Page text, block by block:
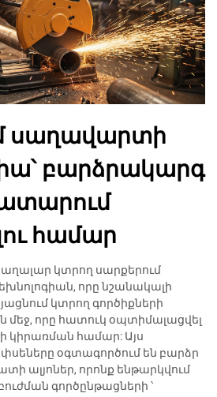
սաղավարտի
բարձրակարգ
համար
կտրող սարքերում
որը նշանակալի
կտրող գործիքների
որը հատուկ օպտիմալացվել
կիրառման համար: Այս
օգտագործում են բարձր
ալյոներ, որոնք ենթարկվում
գործընթացների ՝